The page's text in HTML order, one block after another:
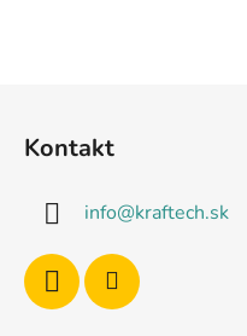
Kontakt
info@kraftech.sk